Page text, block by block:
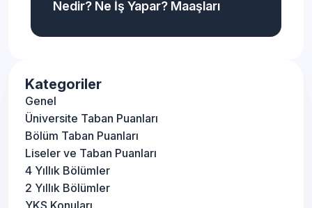
Nedir? Ne İş Yapar? Maaşları
Kategoriler
Genel
Üniversite Taban Puanları
Bölüm Taban Puanları
Liseler ve Taban Puanları
4 Yıllık Bölümler
2 Yıllık Bölümler